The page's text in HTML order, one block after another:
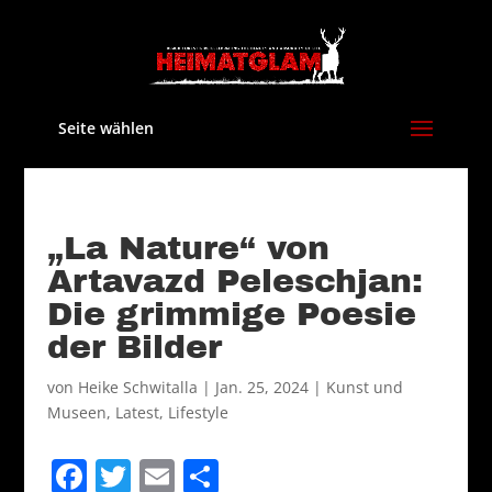
Seite wählen
„La Nature“ von
Artavazd Peleschjan:
Die grimmige Poesie
der Bilder
von Heike Schwitalla | Jan. 25, 2024| Kunst und
Museen, Latest, Lifestyle
F T E T